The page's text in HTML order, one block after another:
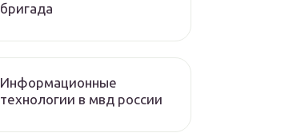
бригада
Информационные
технологии в мвд россии